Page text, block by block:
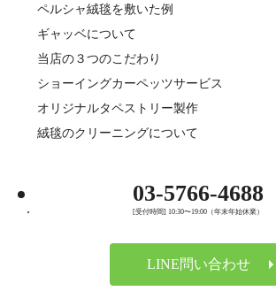
ペルシャ絨毯を敷いた例
ギャッベについて
当店の３つのこだわり
ショーイングカーペッツサービス
オリジナルタペストリー製作
絨毯のクリーニングについて
03-5766-4688
[受付時間] 10:30〜19:00（年末年始休業）
LINE問い合わせ